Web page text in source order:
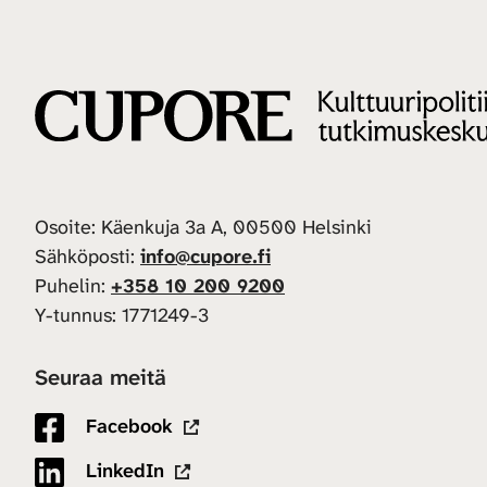
Osoite: Käenkuja 3a A, 00500 Helsinki
Sähköposti: info@cupore.fi
Puhelin: +358 10 200 9200
Y-tunnus: 1771249-3
Seuraa meitä
Facebook
LinkedIn